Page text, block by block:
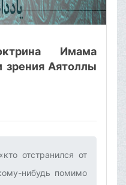
Имама
Аятоллы
отстранился от
нибудь помимо